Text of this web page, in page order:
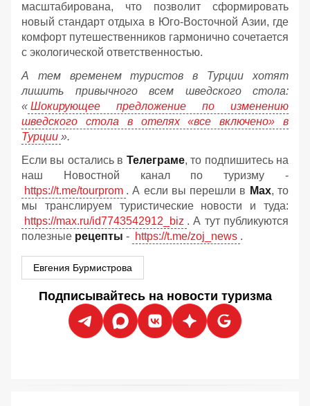
масштабирована, что позволит сформировать
новый стандарт отдыха в Юго-Восточной Азии, где
комфорт путешественников гармонично сочетается
с экологической ответственностью.
А тем временем туристов в Турции хотят
лишить привычного всем шведского стола:
« Шокирующее предложение по изменению
шведского стола в отелях «все включено» в
Турции ».
Если вы остались в Телеграме, то подпишитесь на
наш Новостной канал по туризму -
https://t.me/tourprom . А если вы перешли в Мах, то
мы транслируем туристические новости и туда:
https://max.ru/id7743542912_biz . А тут публикуются
полезные рецепты - https://t.me/zoj_news .
Евгения Бурмистрова
Подписывайтесь на новости туризма